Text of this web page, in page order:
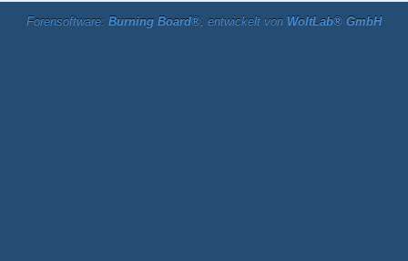
Forensoftware: Burning Board®, entwickelt von WoltLab® GmbH